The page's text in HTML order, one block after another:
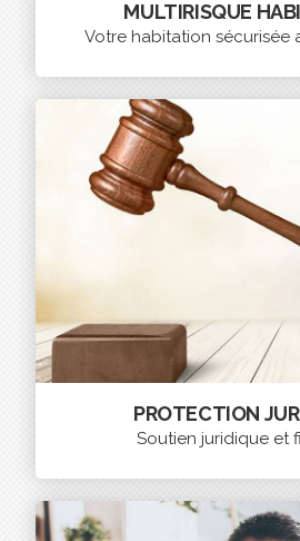
MULTIRISQUE
Votre habitation sécurisée
PROTECTION
Soutien juridique et